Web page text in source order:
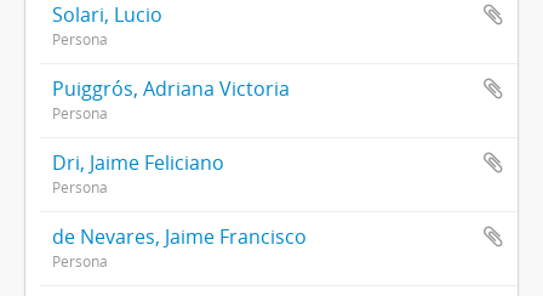
Solari, Lucio
Persona
Puiggrós, Adriana Victoria
Persona
Dri, Jaime Feliciano
Persona
de Nevares, Jaime Francisco
Persona